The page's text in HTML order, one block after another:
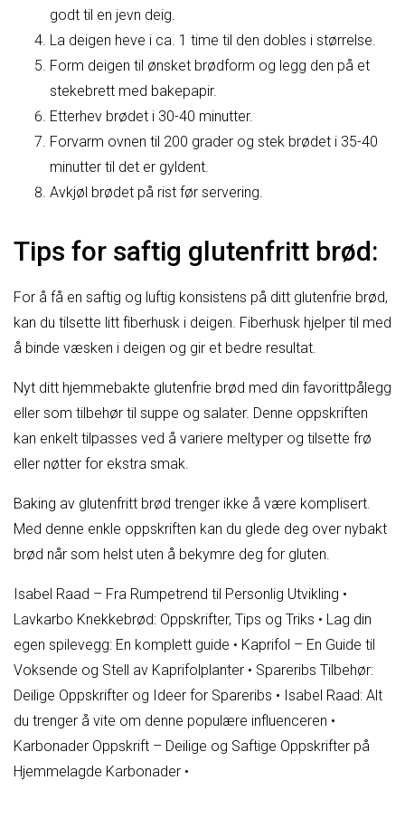
godt til en jevn deig.
La deigen heve i ca. 1 time til den dobles i størrelse.
Form deigen til ønsket brødform og legg den på et
stekebrett med bakepapir.
Etterhev brødet i 30-40 minutter.
Forvarm ovnen til 200 grader og stek brødet i 35-40
minutter til det er gyldent.
Avkjøl brødet på rist før servering.
Tips for saftig glutenfritt brød:
For å få en saftig og luftig konsistens på ditt glutenfrie brød,
kan du tilsette litt fiberhusk i deigen. Fiberhusk hjelper til med
å binde væsken i deigen og gir et bedre resultat.
Nyt ditt hjemmebakte glutenfrie brød med din favorittpålegg
eller som tilbehør til suppe og salater. Denne oppskriften
kan enkelt tilpasses ved å variere meltyper og tilsette frø
eller nøtter for ekstra smak.
Baking av glutenfritt brød trenger ikke å være komplisert.
Med denne enkle oppskriften kan du glede deg over nybakt
brød når som helst uten å bekymre deg for gluten.
Isabel Raad – Fra Rumpetrend til Personlig Utvikling •
Lavkarbo Knekkebrød: Oppskrifter, Tips og Triks • Lag din
egen spilevegg: En komplett guide • Kaprifol – En Guide til
Voksende og Stell av Kaprifolplanter • Spareribs Tilbehør:
Deilige Oppskrifter og Ideer for Spareribs • Isabel Raad: Alt
du trenger å vite om denne populære influenceren •
Karbonader Oppskrift – Deilige og Saftige Oppskrifter på
Hjemmelagde Karbonader •